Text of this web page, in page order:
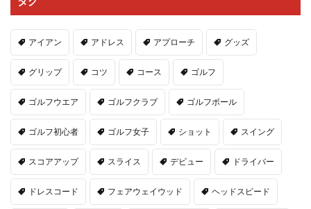
アイアン アドレス アプローチ グッズ
グリップ コツ コース ゴルフ
ゴルフウエア ゴルフクラブ ゴルフボール
ゴルフ初心者 ゴルフ女子 ショット スイング
スコアアップ スライス デビュー ドライバー
ドレスコード フェアウェイウッド ヘッドスピード